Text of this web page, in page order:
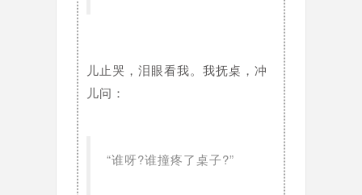
儿止哭，泪眼看我。我抚桌，冲
儿问：
“谁呀?谁撞疼了桌子?”